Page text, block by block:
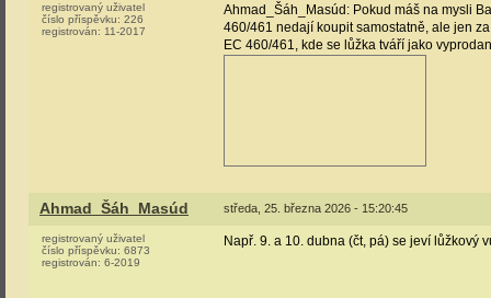
registrovaný uživatel
číslo příspěvku: 226
registrován: 11-2017
Ahmad_Šáh_Masúd: Pokud máš na mysli
460/461 nedají koupit samostatně, ale jen
EC 460/461, kde se lůžka tváří jako
Ahmad_Šáh_Masúd středa, 25. března 2026 - 15:20:45
registrovaný uživatel
číslo příspěvku: 6873
registrován: 6-2019
Např. 9. a 10. dubna (čt, pá) se jeví lůžkový